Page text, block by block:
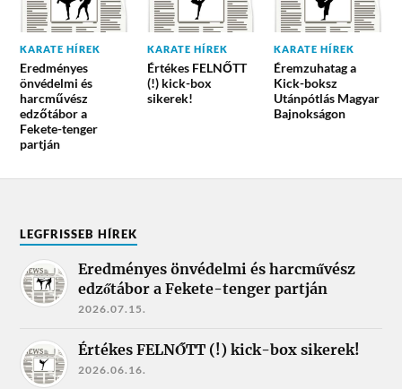
KARATE HÍREK
Eredményes
önvédelmi és
harcművész
edzőtábor a
Fekete-tenger
partján
KARATE HÍREK
Értékes FELNŐTT
(!) kick-box
sikerek!
KARATE HÍREK
Éremzuhatag a
Kick-boksz
Utánpótlás Magyar
Bajnokságon
LEGFRISSEB HÍREK
Eredményes önvédelmi és harcművész
edzőtábor a Fekete-tenger partján
2026.07.15.
Értékes FELNŐTT (!) kick-box sikerek!
2026.06.16.